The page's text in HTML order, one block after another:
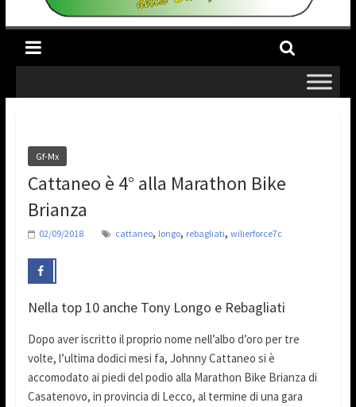
Gf-Mx
Cattaneo è 4° alla Marathon Bike
Brianza
02/09/2018 cattaneo, longo, rebagliati, wilierforce7c
Nella top 10 anche Tony Longo e Rebagliati
Dopo aver iscritto il proprio nome nell’albo d’oro per tre
volte, l’ultima dodici mesi fa, Johnny Cattaneo si è
accomodato ai piedi del podio alla Marathon Bike Brianza di
Casatenovo, in provincia di Lecco, al termine di una gara